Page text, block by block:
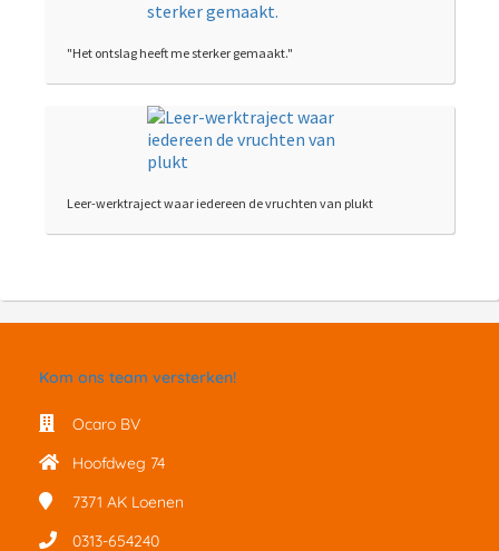
"Het ontslag heeft me sterker gemaakt."
Leer-werktraject waar iedereen de vruchten van plukt
Kom ons team versterken!
Ocaro BV
Hoofdweg 74
7371 AK Loenen
0313-654240